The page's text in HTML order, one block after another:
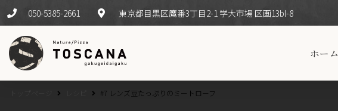
050-5385-2661 東京都目黒区鷹番3丁目2-1 学大市場 区画13bl-8
ホーム
#7 レンズ豆たっぷりのミートローフ